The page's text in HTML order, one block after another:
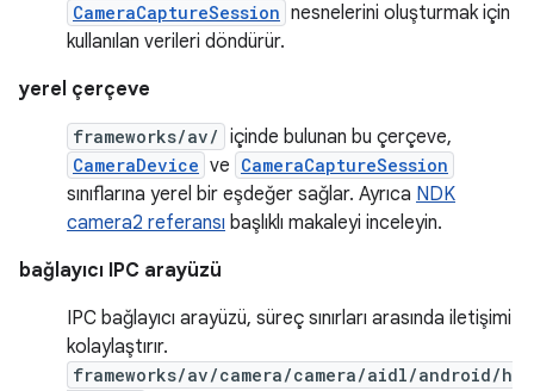
CameraCaptureSession nesnelerini oluşturmak için
kullanılan verileri döndürür.
yerel çerçeve
frameworks/av/ içinde bulunan bu çerçeve,
CameraDevice ve CameraCaptureSession
sınıflarına yerel bir eşdeğer sağlar. Ayrıca NDK
camera2 referansı başlıklı makaleyi inceleyin.
bağlayıcı IPC arayüzü
IPC bağlayıcı arayüzü, süreç sınırları arasında iletişimi
kolaylaştırır.
frameworks/av/camera/camera/aidl/android/h